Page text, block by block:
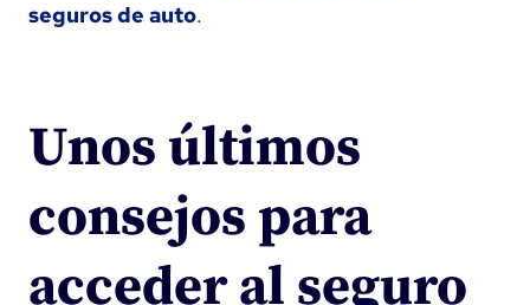
seguros de auto.
Unos últimos
consejos para
acceder al seguro